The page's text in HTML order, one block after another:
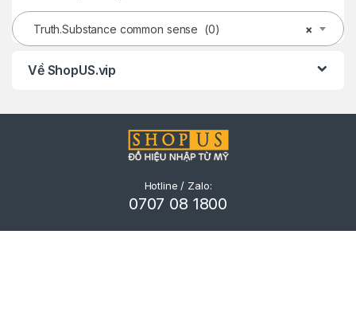
×
Truth.Substance common sense (0)
Về ShopUS.vip
Hotline / Zalo:
0707 08 1800